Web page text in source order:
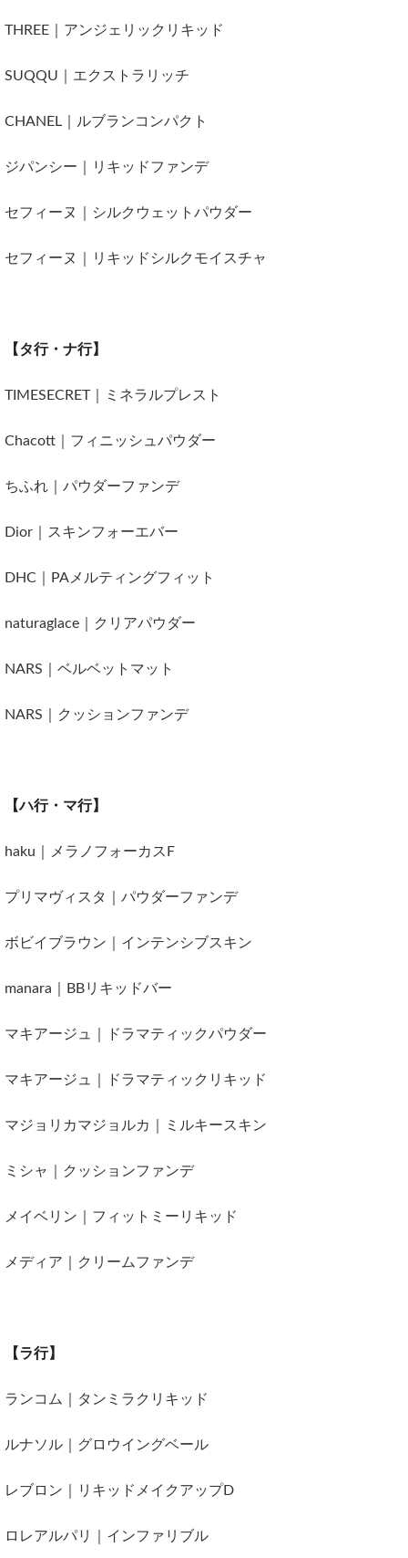
THREE｜アンジェリックリキッド
SUQQU｜エクストラリッチ
CHANEL｜ルブランコンパクト
ジパンシー｜リキッドファンデ
セフィーヌ｜シルクウェットパウダー
セフィーヌ｜リキッドシルクモイスチャ
【タ行・ナ行】
TIMESECRET｜ミネラルプレスト
Chacott｜フィニッシュパウダー
ちふれ｜パウダーファンデ
Dior｜スキンフォーエバー
DHC｜PAメルティングフィット
naturaglace｜クリアパウダー
NARS｜ベルベットマット
NARS｜クッションファンデ
【ハ行・マ行】
haku｜メラノフォーカスF
プリマヴィスタ｜パウダーファンデ
ボビイブラウン｜インテンシブスキン
manara｜BBリキッドバー
マキアージュ｜ドラマティックパウダー
マキアージュ｜ドラマティックリキッド
マジョリカマジョルカ｜ミルキースキン
ミシャ｜クッションファンデ
メイベリン｜フィットミーリキッド
メディア｜クリームファンデ
【ラ行】
ランコム｜タンミラクリキッド
ルナソル｜グロウイングベール
レブロン｜リキッドメイクアップD
ロレアルパリ｜インファリブル